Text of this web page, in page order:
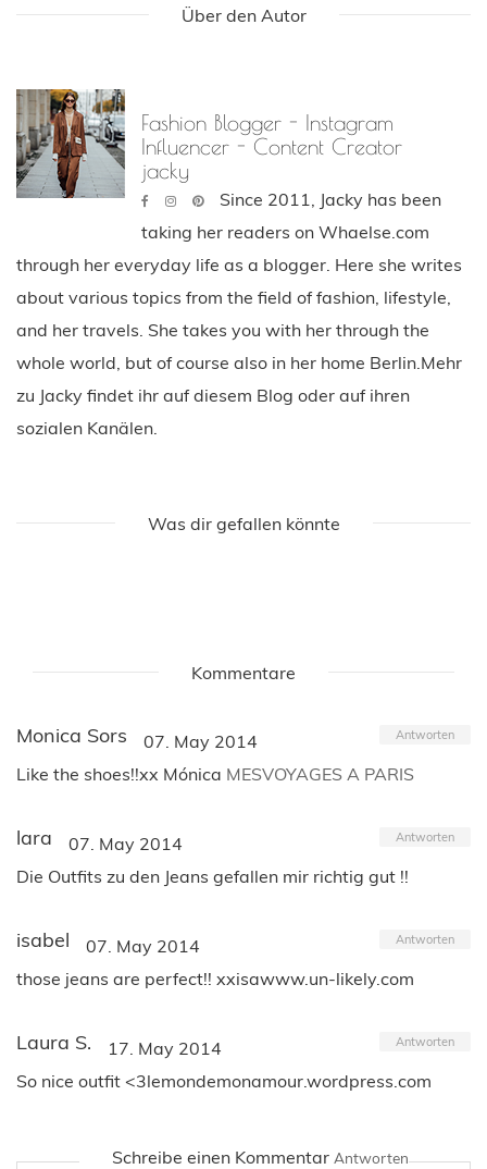
Über den Autor
Fashion Blogger - Instagram
Influencer - Content Creator
jacky
Since 2011, Jacky has been
taking her readers on Whaelse.com
through her everyday life as a blogger. Here she writes
about various topics from the field of fashion, lifestyle,
and her travels. She takes you with her through the
whole world, but of course also in her home Berlin.Mehr
zu Jacky findet ihr auf diesem Blog oder auf ihren
sozialen Kanälen.
Was dir gefallen könnte
Kommentare
Monica Sors 07. May 2014 Antworten
Like the shoes!!xx Mónica MESVOYAGES A PARIS
lara 07. May 2014 Antworten
Die Outfits zu den Jeans gefallen mir richtig gut !!
isabel 07. May 2014 Antworten
those jeans are perfect!! xxisawww.un-likely.com
Laura S. 17. May 2014 Antworten
So nice outfit <3lemondemonamour.wordpress.com
Schreibe einen Kommentar Antworten